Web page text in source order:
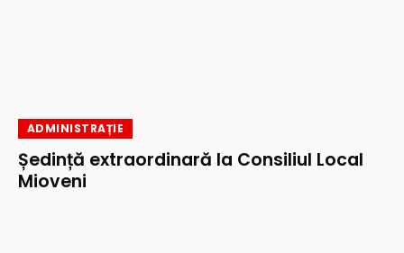
ADMINISTRAȚIE
Ședință extraordinară la Consiliul Local
Mioveni